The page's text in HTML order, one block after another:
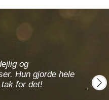
og
Hun gjorde hele
for det!
jeg